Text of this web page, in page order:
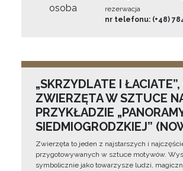
osoba
rezerwacja
nr telefonu: (+48)
„SKRZYDLATE I
ZWIERZĘTA W SZTUCE
PRZYKŁADZIE
SIEDMIOGRODZKIEJ”
Zwierzęta to jeden z najstarszych i
przygotowywanych w sztuce motywów.
symbolicznie jako towarzysze ludzi,